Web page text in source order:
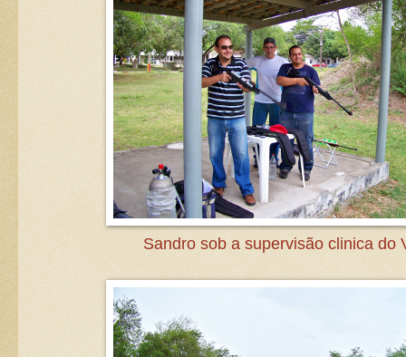
Sandro sob a supervisão clinica do